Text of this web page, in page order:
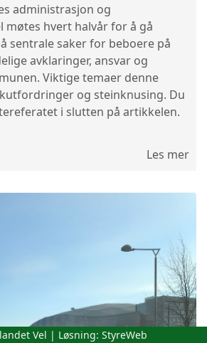
administrasjon og
møtes hvert halvår for å gå
sentrale saker for beboere på
avklaringer, ansvar og
Viktige temaer denne
og steinknusing. Du
i slutten på artikkelen.
Les mer
Vel | Løsning: StyreWeb